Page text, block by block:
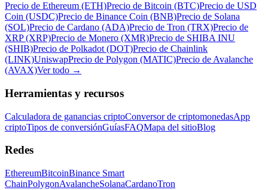
Precio de Ethereum (ETH)Precio de Bitcoin (BTC)Precio de USD
Coin (USDC)Precio de Binance Coin (BNB)Precio de Solana
(SOL)Precio de Cardano (ADA)Precio de Tron (TRX)Precio de
XRP (XRP)Precio de Monero (XMR)Precio de SHIBA INU
(SHIB)Precio de Polkadot (DOT)Precio de Chainlink
(LINK)UniswapPrecio de Polygon (MATIC)Precio de Avalanche
(AVAX)Ver todo →
Herramientas y recursos
Calculadora de ganancias criptoConversor de criptomonedasApp
criptoTipos de conversiónGuíasFAQMapa del sitioBlog
Redes
EthereumBitcoinBinance Smart
ChainPolygonAvalancheSolanaCardanoTron